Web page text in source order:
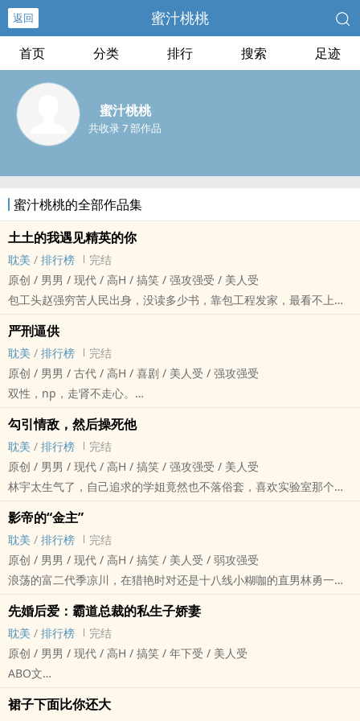
返回 蜜汁桃桃
首页 分类 排行 搜索 足迹
蜜汁桃桃
共收录 7 部作品
蜜汁桃桃的全部作品集
土土的我遇见精英的你
耽美 / 排行榜
完结
原创 / 男男 / 现代 / ‌‍高‌‌‎H‍‌‎ / 搞笑 / 强攻强受 / 美人受
包工头赵强穷苦人民出身，没读多少书，靠包工程发家，最看不上那
亭，这名字一听就是个事逼，果然，如他所料。一会儿嫌弃他们丈量
的尺寸有问题，一会又说他们故意拖延工期……
妈蛋，赵强要在床上操服他，让他知道惹毛他的后果。
悲惨的吕世亭，刚研究生毕业，就被派到工地和大老粗包工头打交
道，真他妈倒霉。
大老粗包工头攻X高学历精英龟毛工程师受
赵强X吕世亭
严刑逼供
耽美 / 排行榜
完结
原创 / 男男 / 古代 / ‌‍高‌‌‎H‍‌‎ / 喜剧 / 美人受 / 强攻强受
双性，np，走肾不走心。
陆白卿:表面邪魅狂狷放荡，内心邪魅狂狷放荡，主打一个心口如一。
在大庸朝有一个鼎鼎大名的提刑官，陆卿白。和他的名字一样，肤若
凝脂，白白净净，腰细腿长，最让人啧啧称赞的还是陆大人那勾人心
魄的脸蛋，
不过陆大人出名的地方，可不仅仅是出彩的样貌和身姿。而是那能让
人死去活来的刑法，听书落到他手里的犯人，没有一个不招供的。
陆白卿可是严刑逼供的一把好手，当上提刑官三年，无一败绩。
这都要归功于陆卿白那异于常人身体，听说他是百年一遇的双性人，
十八种刑法没用过三招，犯人纷纷要招供，要是能跟陆大人风流一
夜，下十八层地狱也要死在陆大人床.上。
陆大人那勾人又欠操的样子，让人恨不得死他身上。
这一日，慎刑司来了一个特殊的犯人，霍大将军。
能来到陆白卿这一关的，无一例外都经过好几道残酷的刑法。
陆大人每次提审犯人前，都要沐浴更衣，换上专门定制的官服。
勾引情敌，然后‎‌操‌死‎‍‌他
耽美 / 排行榜
完结
原创 / 男男 / 现代 / ‌‍高‌‌‎H‍‌‎ / 搞笑 / 强攻强受 / 美人受
林宇太生气了，自己追求的学姐竟然也不落俗套，喜欢实验室那个高
高在上，娘们唧唧的博士，杜铭轩。
这个狗男人，成天就知道勾引单纯的女孩子，还不负责任，玩弄别人
的感情。
他一看就是个同性恋，林宇决定牺牲自己，揭穿他的真面目。
用自己的大‎‍‌鸡‎巴‎，狠狠的勾引杜铭轩，让他跌落神坛。
直男自我掰弯暴躁攻X温柔双性师兄受
新人一个，喜欢你们疯狂的收藏和留言。
你们想看什幺桥段跟我说，博采众长！
最后完结涨发了，让我不小心点了隐藏，点了完结之后就没办法改回
影帝的“金主”
耽美 / 排行榜
完结
原创 / 男男 / 现代 / ‌‍高‌‌‎H‍‌‎ / 搞笑 / 美人受 / 弱攻强受
‎‎‌浪‍荡‌的富二代季凉川，在猎艳时对还是十八线小糊咖的直男林勇一见
的时候包养了他，试图用肉体和钱留住男人，天不遂人愿，家族的企
业的破产，让养尊处优的富二代一夜跌落神坛。林勇在演艺圈的地位
越来越高，逐渐不再需要他的帮助，他最终选择了逃离。
前期受追攻，直掰弯，走心又走肾。
后期破镜重圆，攻发现自己的真心，攻追受。
先婚后爱：霸道总裁的私生子娇妻
耽美 / 排行榜
完结
原创 / 男男 / 现代 / ‌‍高‌‌‎H‍‌‎ / 搞笑 / 年下受 / 美人受
ABO文
私生子厍玉轩（O），拉住他解决了自己的生理需求。为了负责，他
裙子下面比你还大